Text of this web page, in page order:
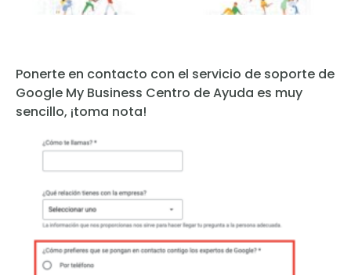
Ponerte en contacto con el servicio de soporte de
Google My Business Centro de Ayuda es muy
sencillo, ¡toma nota!